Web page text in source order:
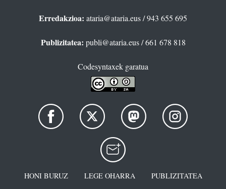
Erredakzioa: ataria@ataria.eus/ 943 655 695
Publizitatea: publi@ataria.eus/ 661 678 818
Codesyntaxek garatua
HONI BURUZ LEGE OHARRA
PUBLIZITATEA